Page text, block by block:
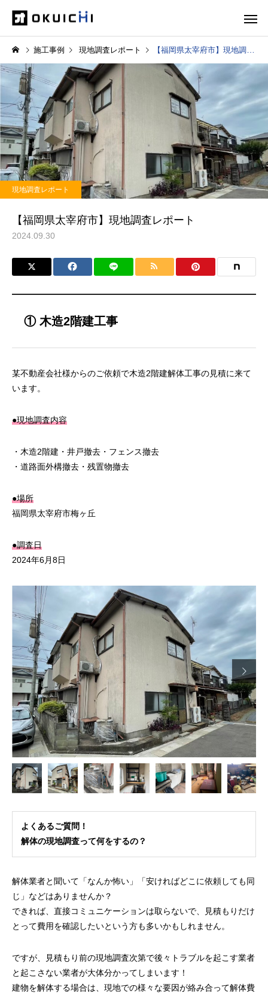
施工事例 現地調査レポート 【福岡県太宰府市】現地調査レポート
現地調査レポート
【福岡県太宰府市】現地調査レポート
2024.09.30
① 木造2階建工事
某不動産会社様からのご依頼で木造2階建解体工事の見積に来て
います。
●現地調査内容
・木造2階建・井戸撤去・フェンス撤去
・道路面外構撤去・残置物撤去
●場所
福岡県太宰府市梅ヶ丘
●調査日
2024年6月8日

よくあるご質問！
解体の現地調査って何をするの？
解体業者と聞いて「なんか怖い」「安ければどこに依頼しても同
じ」などはありませんか？
できれば、直接コミュニケーションは取らないで、見積もりだけ
とって費用を確認したいという方も多いかもしれません。
ですが、見積もり前の現地調査次第で後々トラブルを起こす業者
と起こさない業者が大体分かってしまいます！
建物を解体する場合は、現地での様々な要因が絡み合って解体費